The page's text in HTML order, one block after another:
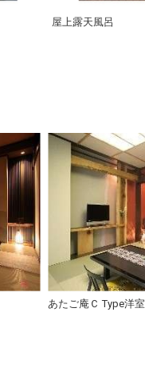
屋上露天風呂
あたご庵Ｃ Type洋室